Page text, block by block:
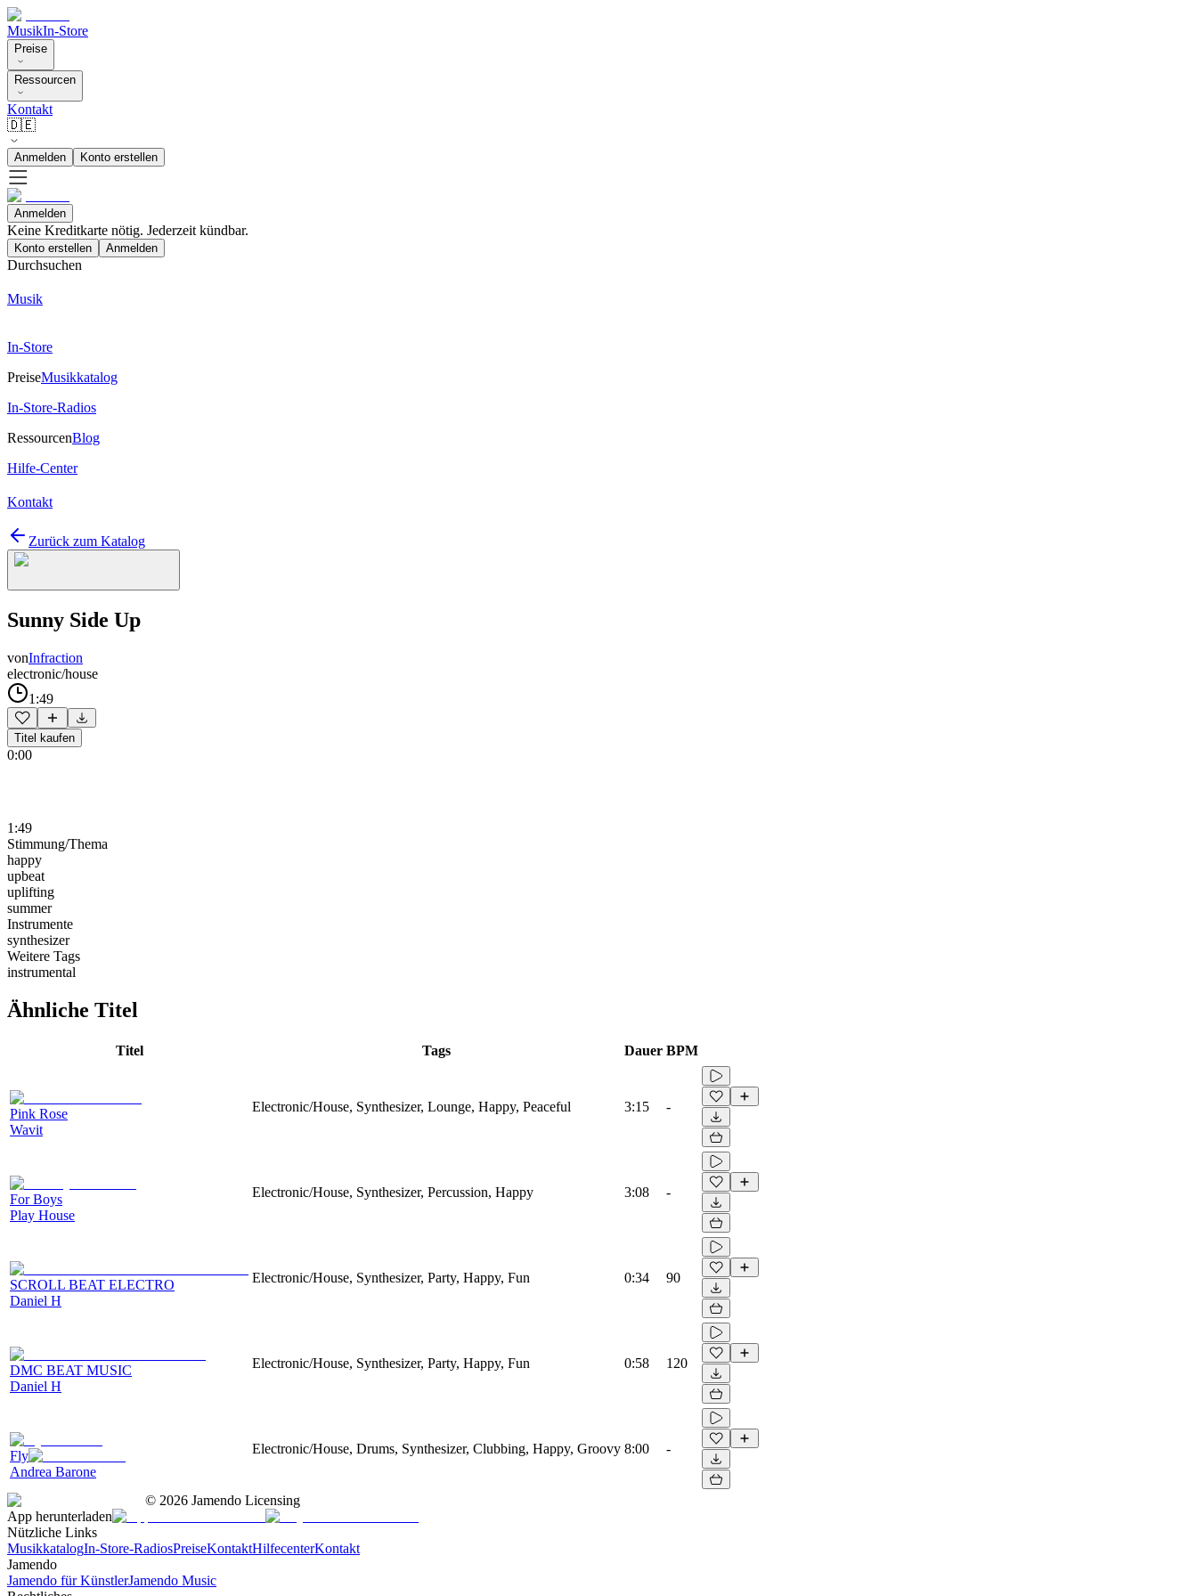
MusikIn-Store
Preise
Ressourcen
Kontakt
🇩🇪
Anmelden Konto erstellen
Anmelden
Keine Kreditkarte nötig. Jederzeit kündbar.
Konto erstellen Anmelden
Durchsuchen
Musik
In-Store
PreiseMusikkatalog
In-Store-Radios
RessourcenBlog
Hilfe-Center
Kontakt
Zurück zum Katalog
Sunny Side Up
vonInfraction
electronic/house
1:49
Titel kaufen
0:00
1:49
Stimmung/Thema
happy
upbeat
uplifting
summer
Instrumente
synthesizer
Weitere Tags
instrumental
Ähnliche Titel
Titel Tags Dauer BPM
Pink Rose
Wavit
Electronic/House, Synthesizer, Lounge, Happy, Peaceful 3:15 -
For Boys
Play House
Electronic/House, Synthesizer, Percussion, Happy 3:08 -
SCROLL BEAT ELECTRO
Daniel H
Electronic/House, Synthesizer, Party, Happy, Fun 0:34 90
DMC BEAT MUSIC
Daniel H
Electronic/House, Synthesizer, Party, Happy, Fun 0:58 120
Fly
Andrea Barone
Electronic/House, Drums, Synthesizer, Clubbing, Happy, Groovy 8:00 -
© 2026 Jamendo Licensing
App herunterladen
Nützliche Links
MusikkatalogIn-Store-RadiosPreiseKontaktHilfecenterKontakt
Jamendo
Jamendo für KünstlerJamendo Music